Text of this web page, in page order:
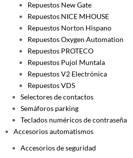
Repuestos New Gate
Repuestos NICE MHOUSE
Repuestos Norton Hispano
Repuestos Oxygen Automation
Repuestos PROTECO
Repuestos Pujol Muntala
Repuestos V2 Electrónica
Repuestos VDS
Selectores de contactos
Semáforos parking
Teclados numéricos de contraseña
Accesorios automatismos
Accesorios de seguridad